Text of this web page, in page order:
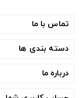
تماس با ما
دسته بندی ها
درباره ما